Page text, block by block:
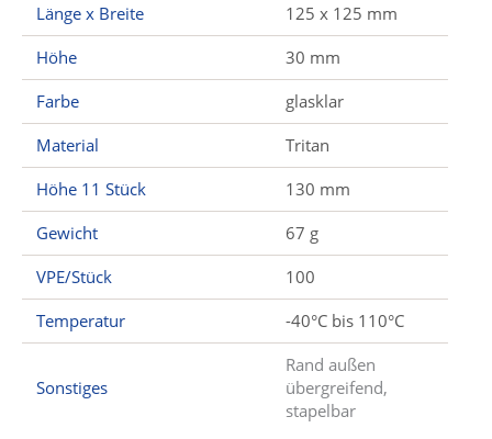
Länge x Breite
125 x 125 mm
Höhe
30 mm
Farbe
glasklar
Material
Tritan
Höhe 11 Stück
130 mm
Gewicht
67 g
VPE/Stück
100
Temperatur
-40°C bis 110°C
Sonstiges
Rand außen
übergreifend,
stapelbar